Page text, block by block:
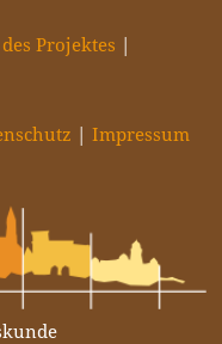
Projektes
Impressum